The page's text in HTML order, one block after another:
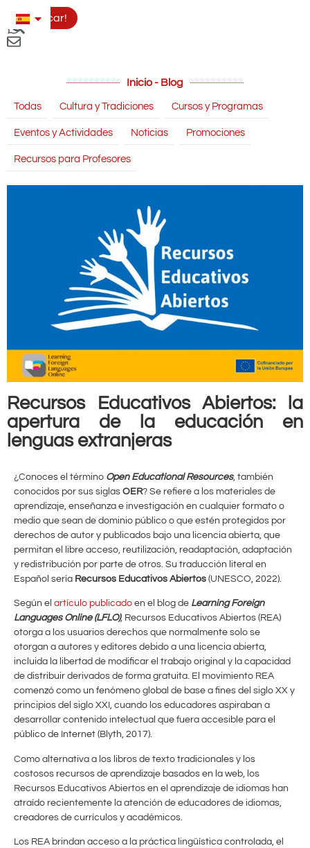
Aplicar!
Inicio - Blog
Todas Cultura y Tradiciones Cursos y Programas
Eventos y Actividades Noticias Promociones
Recursos para Profesores
Recursos Educativos Abiertos: la
apertura de la educación en
lenguas extranjeras
¿Conoces el término Open Educational Resources, también
conocidos por sus siglas OER? Se refiere a los materiales de
aprendizaje, enseñanza e investigación en cualquier formato o
medio que sean de dominio público o que estén protegidos por
derechos de autor y publicados bajo una licencia abierta, que
permitan el libre acceso, reutilización, readaptación, adaptación
y redistribución por parte de otros. Su traducción literal en
Español sería Recursos Educativos Abiertos (UNESCO, 2022).
Según el artículo publicado en el blog de Learning Foreign
Languages Online (LFLO), Recursos Educativos Abiertos (REA)
otorga a los usuarios derechos que normalmente solo se
otorgan a autores y editores debido a una licencia abierta,
incluida la libertad de modificar el trabajo original y la capacidad
de distribuir derivados de forma gratuita. El movimiento REA
comenzó como un fenómeno global de base a fines del siglo XX y
principios del siglo XXI, cuando los educadores aspiraban a
desarrollar contenido intelectual que fuera accesible para el
público de Internet (Blyth, 2017).
Como alternativa a los libros de texto tradicionales y los
costosos recursos de aprendizaje basados en la web, los
Recursos Educativos Abiertos en el aprendizaje de idiomas han
atraído recientemente la atención de educadores de idiomas,
creadores de currículos y académicos.
Los REA brindan acceso a la práctica lingüística controlada, el